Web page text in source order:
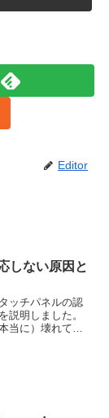
Editor
しない原因と
ッチパネルの認
説明しました。
当に）壊れてい